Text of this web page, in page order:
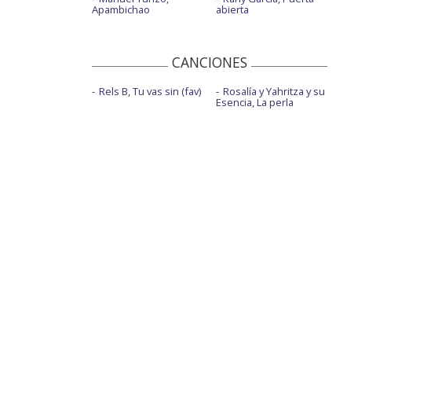
Apambichao abierta
CANCIONES
Rels B, Tu vas sin (fav) Rosalía y Yahritza y su
Esencia, La perla